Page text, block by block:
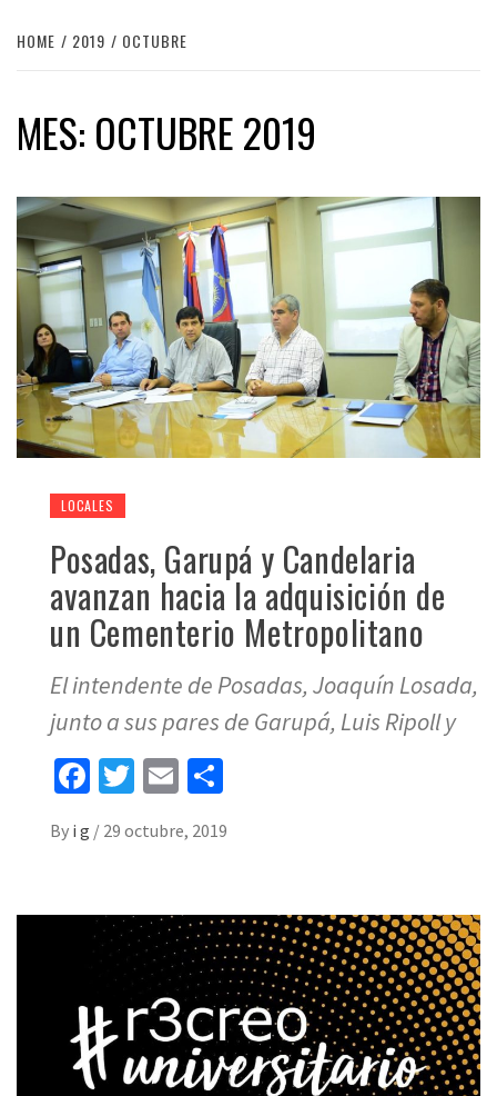
HOME 2019 OCTUBRE
MES: OCTUBRE 2019
LOCALES
Posadas, Garupá y Candelaria
avanzan hacia la adquisición de
un Cementerio Metropolitano
El intendente de Posadas, Joaquín Losada,
junto a sus pares de Garupá, Luis Ripoll y
Facebook
Twitter
Email
By i g / 29 octubre, 2019